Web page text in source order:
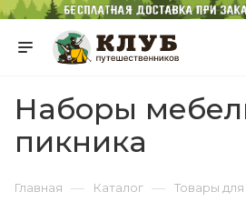
Наборы
пикника
Главная — Каталог — Товары